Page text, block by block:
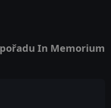
In Memorium